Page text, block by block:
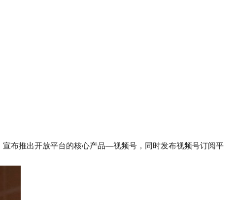
宣布推出开放平台的核心产品—视频号，同时发布视频号订阅平